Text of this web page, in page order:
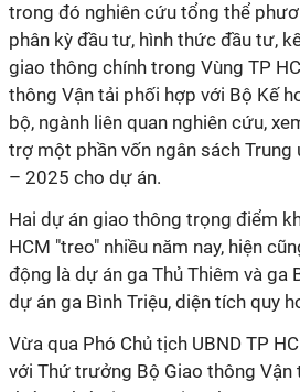
trong đó nghiên cứu tổng thể
phân kỳ đầu tư, hình thức đầu tư,
giao thông chính trong Vùng TP
thông Vận tải phối hợp với Bộ Kế
bộ, ngành liên quan nghiên cứu,
trợ một phần vốn ngân sách Trung
– 2025 cho dự án.
Hai dự án giao thông trọng điểm
HCM "treo" nhiều năm nay, hiện
động là dự án ga Thủ Thiêm và ga
dự án ga Bình Triệu, diện tích quy
Vừa qua Phó Chủ tịch UBND TP
với Thứ trưởng Bộ Giao thông Vận